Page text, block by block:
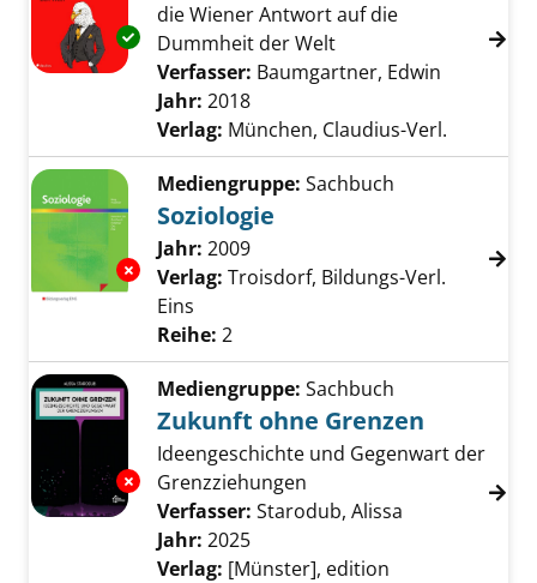
Exemplar-Details von Schmäh anzeigen
die Wiener Antwort auf die
Dummheit der Welt
Verfasser: Baumgartner, Edwin
Jahr: 2018
Verlag: München, Claudius-Verl.
Exemplar-Details von Soziologie anzeigen
Mediengruppe: Sachbuch
Soziologie
Suche nach diesem Verfasser
Jahr: 2009
Verlag: Troisdorf, Bildungs-Verl.
Eins
Reihe: 2
Exemplar-Details von Zukunft ohne Grenzen
Mediengruppe: Sachbuch
Zukunft ohne Grenzen
Ideengeschichte und Gegenwart der
Grenzziehungen
Verfasser: Starodub, Alissa
Jahr: 2025
Verlag: [Münster], edition